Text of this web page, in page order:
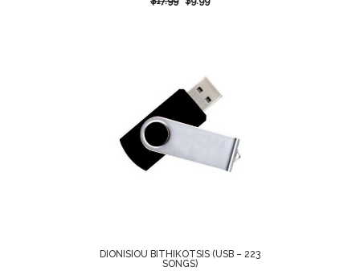
DIONISIOU BITHIKOTSIS (USB – 223
SONGS)